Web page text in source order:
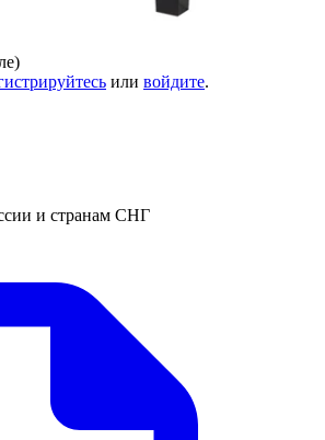
или войдите.
и странам СНГ